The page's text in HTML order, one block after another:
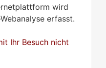
wird
erfasst.
Ihr Besuch nicht